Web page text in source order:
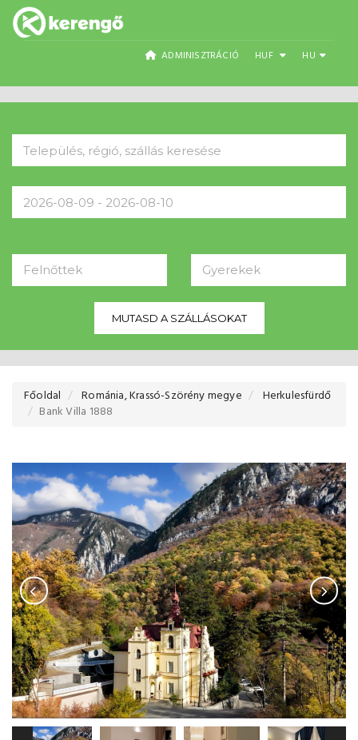
ADMINISZTRÁCIÓ HUF HU
Felnőttek Gyerekek
MUTASD A SZÁLLÁSOKAT
Főoldal Románia, Krassó-Szörény megye
Herkulesfürdő
Bank Villa 1888